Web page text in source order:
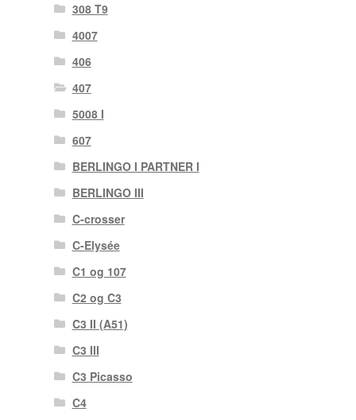
308 T9
4007
406
407
5008 I
607
BERLINGO I PARTNER I
BERLINGO III
C-crosser
C-Elysée
C1 og 107
C2 og C3
C3 II (A51)
C3 III
C3 Picasso
C4